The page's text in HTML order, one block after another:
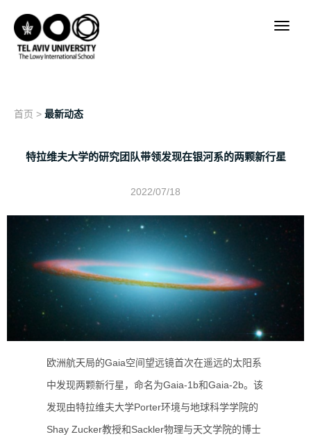
首页 > 最新动态
特拉维夫大学的研究团队带领发现在银河系的两颗新行星
2022/07/18
欧洲航天局的Gaia空间望远镜首次在遥远的太阳系
中发现两颗新行星，命名为Gaia-1b和Gaia-2b。 该
发现由特拉维夫大学Porter环境与地球科学学院的
Shay Zucker教授和Sackler物理与天文学院的博士